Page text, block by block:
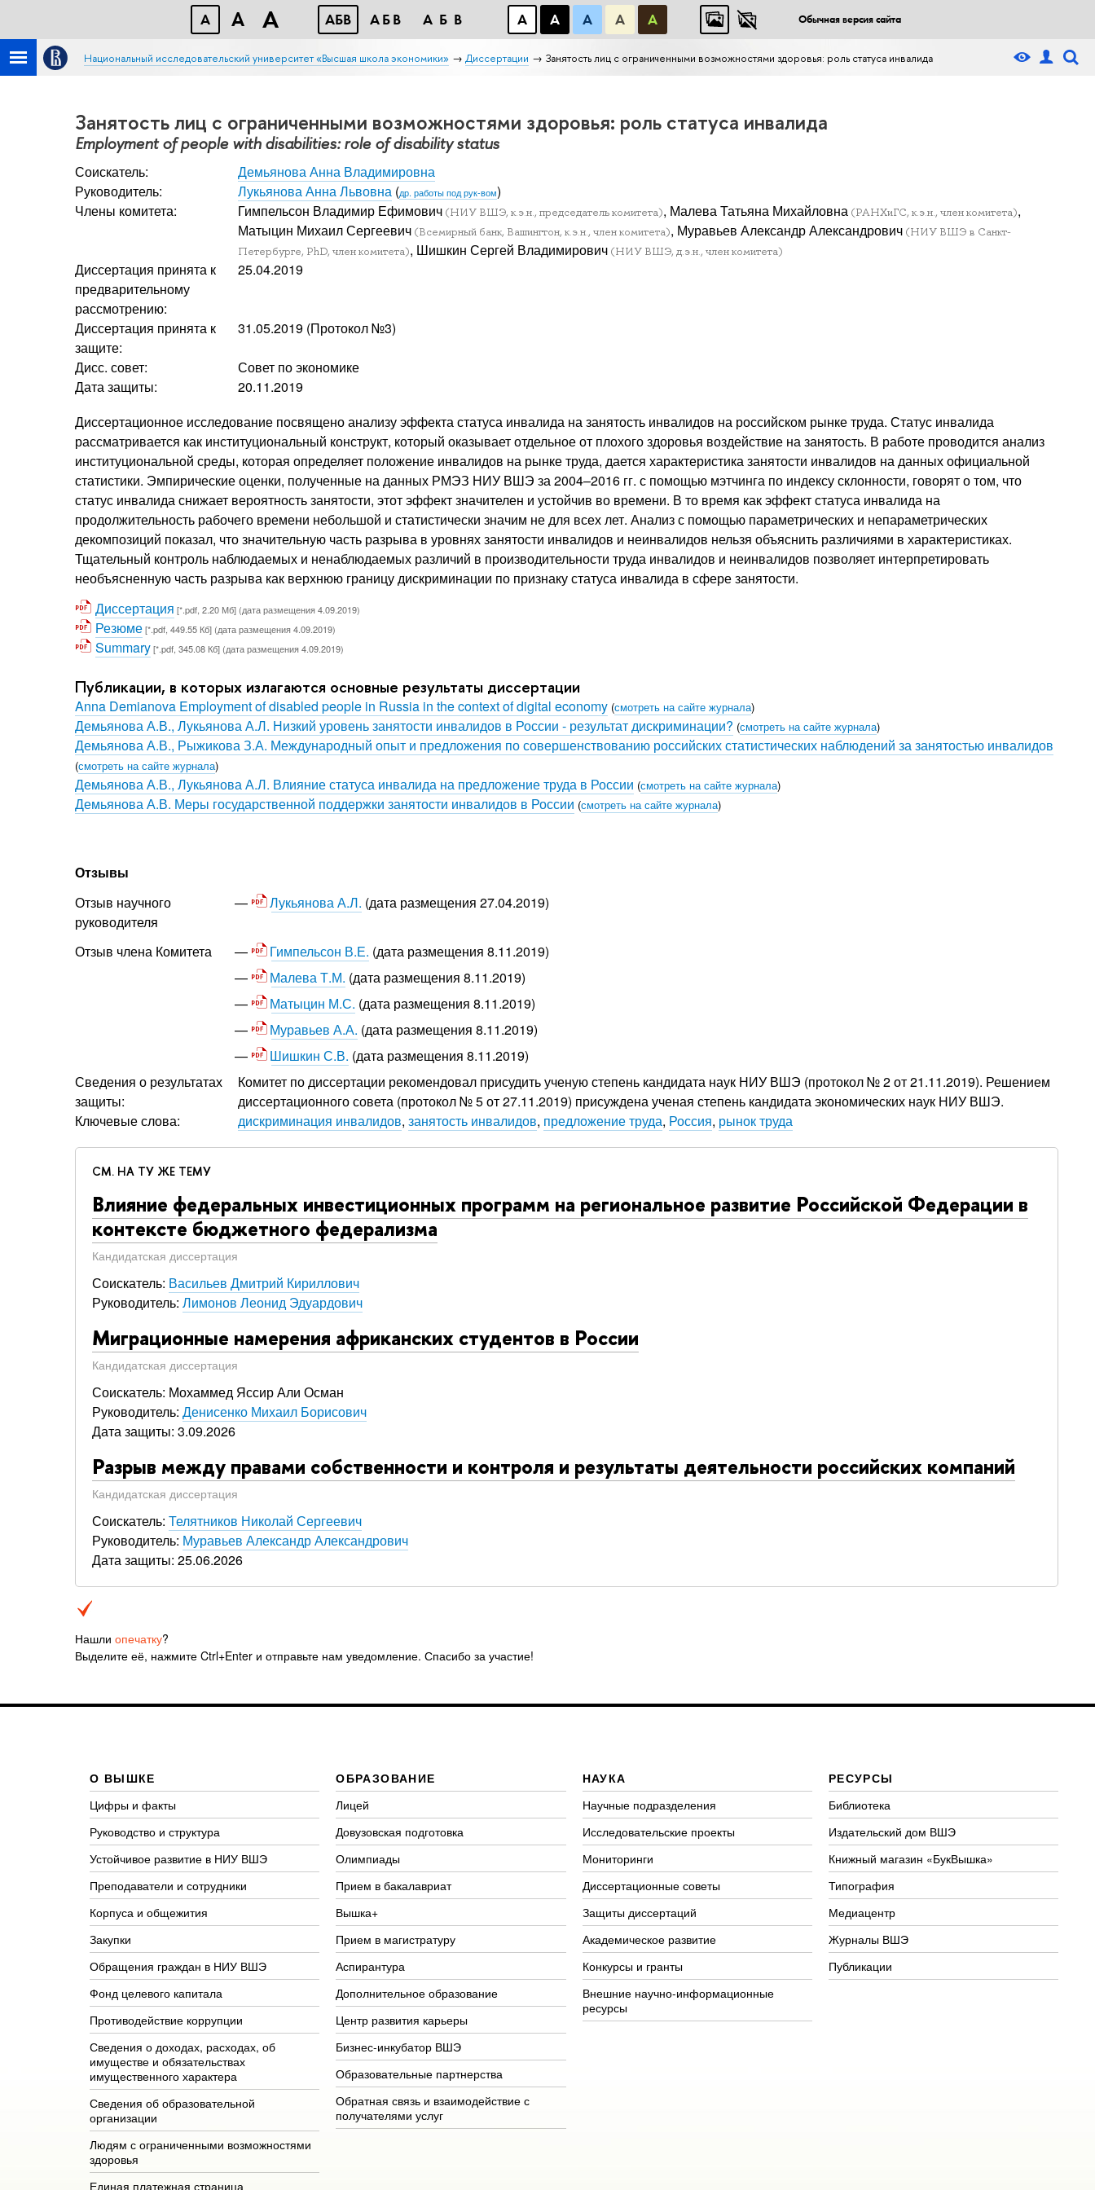
A A A АБB АБB АБB А А А А А Обычная версия сайта
Национальный исследовательский университет «Высшая школа экономики» Диссертации Занятость лиц с ограниченными возможностями здоровья: роль статуса инвалида
Нашли опечатку?
Выделите её, нажмите Ctrl+Enter и отправьте нам уведомление. Спасибо за участие!
Занятость лиц с ограниченными возможностями здоровья: роль статуса инвалида
Employment of people with disabilities: role of disability status
Соискатель:
Демьянова Анна Владимировна
Руководитель:
Лукьянова Анна Львовна (др. работы под рук-вом)
Члены комитета:
Гимпельсон Владимир Ефимович (НИУ ВШЭ, к.э.н., председатель комитета), Малева Татьяна Михайловна (РАНХиГС, к.э.н., член комитета),
Матыцин Михаил Сергеевич (Всемирный банк, Вашингтон, к.э.н., член комитета), Муравьев Александр Александрович (НИУ ВШЭ в Санкт-
Петербурге, PhD, член комитета), Шишкин Сергей Владимирович (НИУ ВШЭ, д.э.н., член комитета)
Диссертация принята к
предварительному
рассмотрению:
25.04.2019
Диссертация принята к
защите:
31.05.2019 (Протокол №3)
Дисс. совет:
Совет по экономике
Дата защиты:
20.11.2019
Диссертационное исследование посвящено анализу эффекта статуса инвалида на занятость инвалидов на российском рынке труда. Статус инвалида
рассматривается как институциональный конструкт, который оказывает отдельное от плохого здоровья воздействие на занятость. В работе проводится анализ
институциональной среды, которая определяет положение инвалидов на рынке труда, дается характеристика занятости инвалидов на данных официальной
статистики. Эмпирические оценки, полученные на данных РМЭЗ НИУ ВШЭ за 2004–2016 гг. с помощью мэтчинга по индексу склонности, говорят о том, что
статус инвалида снижает вероятность занятости, этот эффект значителен и устойчив во времени. В то время как эффект статуса инвалида на
продолжительность рабочего времени небольшой и статистически значим не для всех лет. Анализ с помощью параметрических и непараметрических
декомпозиций показал, что значительную часть разрыва в уровнях занятости инвалидов и неинвалидов нельзя объяснить различиями в характеристиках.
Тщательный контроль наблюдаемых и ненаблюдаемых различий в производительности труда инвалидов и неинвалидов позволяет интерпретировать
необъясненную часть разрыва как верхнюю границу дискриминации по признаку статуса инвалида в сфере занятости.
Диссертация [*.pdf, 2.20 Мб] (дата размещения 4.09.2019)
Резюме[*.pdf, 449.55 Кб] (дата размещения 4.09.2019)
Summary[*.pdf, 345.08 Кб] (дата размещения 4.09.2019)
Публикации, в которых излагаются основные результаты диссертации
Anna Demianova Employment of disabled people in Russia in the context of digital economy (смотреть на сайте журнала)
Демьянова А.В., Лукьянова А.Л. Низкий уровень занятости инвалидов в России - результат дискриминации? (смотреть на сайте журнала)
Демьянова А.В., Рыжикова З.А. Международный опыт и предложения по совершенствованию российских статистических наблюдений за занятостью инвалидов
(смотреть на сайте журнала)
Демьянова А.В., Лукьянова А.Л. Влияние статуса инвалида на предложение труда в России (смотреть на сайте журнала)
Демьянова А.В. Меры государственной поддержки занятости инвалидов в России (смотреть на сайте журнала)
Отзывы
Отзыв научного
руководителя
Лукьянова А.Л. (дата размещения 27.04.2019)
Отзыв члена Комитета Гимпельсон В.Е. (дата размещения 8.11.2019)
Малева Т.М. (дата размещения 8.11.2019)
Матыцин М.С. (дата размещения 8.11.2019)
Муравьев А.А. (дата размещения 8.11.2019)
Шишкин С.В. (дата размещения 8.11.2019)
Сведения о результатах
защиты:
Комитет по диссертации рекомендовал присудить ученую степень кандидата наук НИУ ВШЭ (протокол № 2 от 21.11.2019). Решением
диссертационного совета (протокол № 5 от 27.11.2019) присуждена ученая степень кандидата экономических наук НИУ ВШЭ.
Ключевые слова:
дискриминация инвалидов, занятость инвалидов, предложение труда, Россия, рынок труда
СМ. НА ТУ ЖЕ ТЕМУ
Влияние федеральных инвестиционных программ на региональное развитие Российской Федерации в
контексте бюджетного федерализма
Кандидатская диссертация
Соискатель: Васильев Дмитрий Кириллович
Руководитель: Лимонов Леонид Эдуардович
Миграционные намерения африканских студентов в России
Кандидатская диссертация
Соискатель: Мохаммед Яссир Али Осман
Руководитель: Денисенко Михаил Борисович
Дата защиты: 3.09.2026
Разрыв между правами собственности и контроля и результаты деятельности российских компаний
Кандидатская диссертация
Соискатель: Телятников Николай Сергеевич
Руководитель: Муравьев Александр Александрович
Дата защиты: 25.06.2026
О ВЫШКЕ
Цифры и факты
Руководство и структура
Устойчивое развитие в НИУ ВШЭ
Преподаватели и сотрудники
Корпуса и общежития
Закупки
Обращения граждан в НИУ ВШЭ
Фонд целевого капитала
Противодействие коррупции
Сведения о доходах, расходах, об
имуществе и обязательствах
имущественного характера
Сведения об образовательной
организации
Людям с ограниченными возможностями
здоровья
Единая платежная страница
ОБРАЗОВАНИЕ
Лицей
Довузовская подготовка
Олимпиады
Прием в бакалавриат
Вышка+
Прием в магистратуру
Аспирантура
Дополнительное образование
Центр развития карьеры
Бизнес-инкубатор ВШЭ
Образовательные партнерства
Обратная связь и взаимодействие с
получателями услуг
НАУКА
Научные подразделения
Исследовательские проекты
Мониторинги
Диссертационные советы
Защиты диссертаций
Академическое развитие
Конкурсы и гранты
Внешние научно-информационные
ресурсы
РЕСУРСЫ
Библиотека
Издательский дом ВШЭ
Книжный магазин «БукВышка»
Типография
Медиацентр
Журналы ВШЭ
Публикации